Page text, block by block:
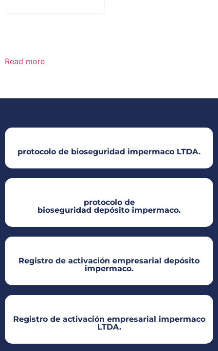
Read more
protocolo de bioseguridad impermaco LTDA.​
protocolo de
bioseguridad depósito impermaco.​
Registro de activación empresarial depósito
impermaco.​
Registro de activación empresarial impermaco
LTDA.​